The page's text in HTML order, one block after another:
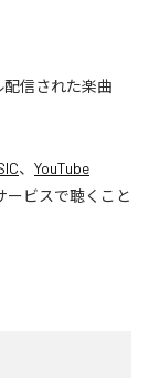
配信された楽曲
、 YouTube
ービスで聴くこと